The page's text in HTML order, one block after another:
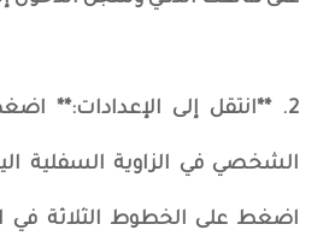
2. **انتقل إلى الإعدادات:**
الشخصي في الزاوية السفلية
اضغط على الخطوط الثلاثة في